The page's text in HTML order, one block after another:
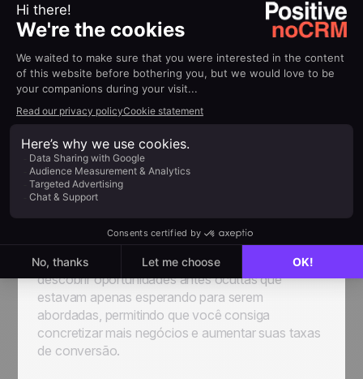
a pena.
Seja Persistente
Vamos começar com uma pequena ressalva:
persistência não significa continuar indo atrás de
clientes em potencial que já deixaram bem claro
que não estão interessados. Essa é uma tática
imprudente que deve ser evitada a todo custo.
Mas e quanto a retornar um contato para quem
demonstrou algum nível de interesse, mesmo que
a resposta inicial e imediata tenha sido um "não"?
É com esse acompanhamento que você pode
descobrir oportunidades antes ocultas que
estavam apenas esperando para serem
abordadas, permitindo que você consiga
concretizar mais negócios e aumentar suas taxas
de conversão.